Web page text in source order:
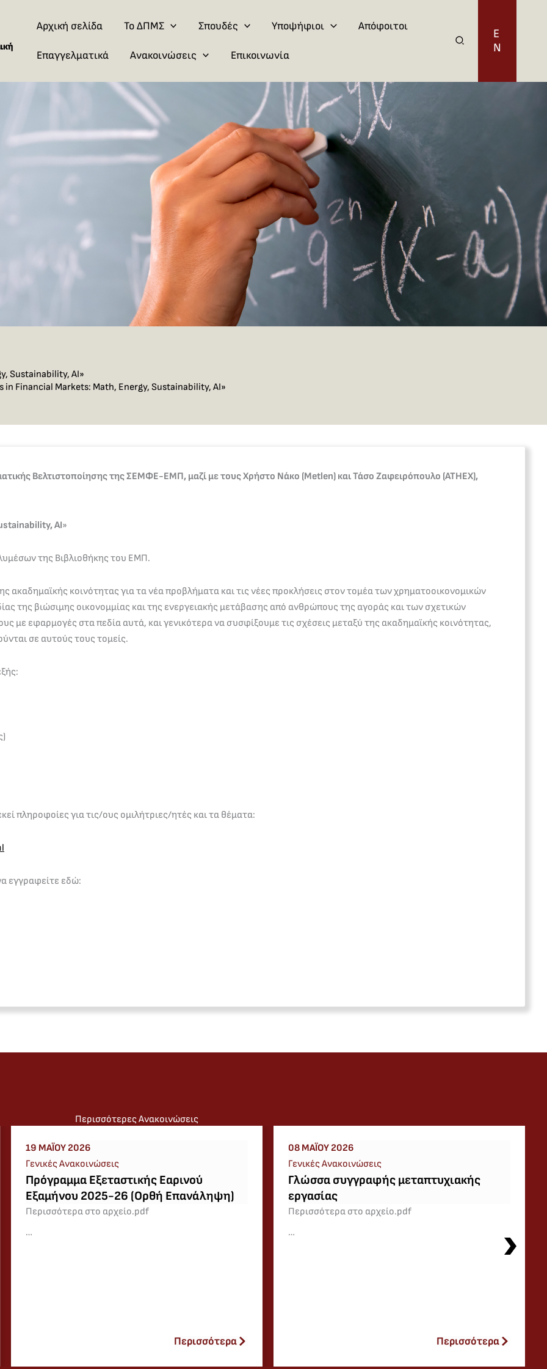
Αρχική σελίδα Το ΔΠΜΣ Σπουδές Υποψήφιοι Απόφοιτοι
Επαγγελματικά Ανακοινώσεις Επικοινωνία
E
N
Sustainability, AI»
in Financial Markets: Math, Energy, Sustainability, AI»
Βελτιστοποίησης της ΣΕΜΦΕ-ΕΜΠ, μαζί με τους Χρήστο Νάκο (Metlen) και Τάσο Ζαφειρόπουλο (ATHEX),
AI»
της Βιβλιοθήκης του ΕΜΠ.
ακαδημαϊκής κοινότητας για τα νέα προβλήματα και τις νέες προκλήσεις στον τομέα των χρηματοοικονομικών
της βιώσιμης οικονομμίας και της ενεργειακής μετάβασης από ανθρώπους της αγοράς και των σχετικών
με εφαρμογές στα πεδία αυτά, και γενικότερα να συσφίξουμε τις σχέσεις μεταξύ της ακαδημαϊκής κοινότητας,
σε αυτούς τους τομείς.
πληροφοίες για τις/ους ομιλήτριες/ητές και τα θέματα:
εγγραφείτε εδώ:
Περισσότερες Ανακοινώσεις
08 ΜΑΪ́ΟΥ 2026
Γενικές Ανακοινώσεις
Γλώσσα συγγραφής μεταπτυχιακής
εργασίας
Περισσότερα στο αρχείο.pdf
Περισσότερα
08 ΜΑΪ́ΟΥ 2026
Γενικές Ανακοινώσεις
Διαδικασίες εξέτασης διπλωματικών
Περισσότερα στο αρχείο.pdf
…
Περισσότερα